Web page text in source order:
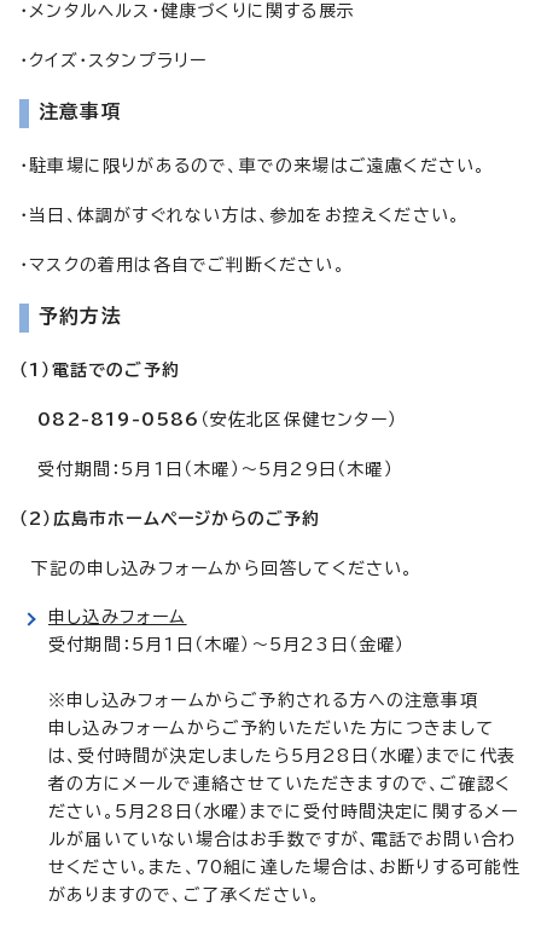
・メンタルヘルス・健康づくりに関する展示
・クイズ・スタンプラリー
注意事項
・駐車場に限りがあるので、車での来場はご遠慮ください。
・当日、体調がすぐれない方は、参加をお控えください。
・マスクの着用は各自でご判断ください。
予約方法
（1）電話でのご予約
082-819-0586 （安佐北区保健センター）
受付期間：5月1日（木曜）～5月29日（木曜）
（2）広島市ホームページからのご予約
下記の申し込みフォームから回答してください。
申し込みフォーム
受付期間：5月1日（木曜）～5月23日（金曜）
※申し込みフォームからご予約される方への注意事項
申し込みフォームからご予約いただいた方につきまして
は、受付時間が決定しましたら5月28日（水曜）までに代表
者の方にメールで連絡させていただきますので、ご確認く
ださい。5月28日（水曜）までに受付時間決定に関するメー
ルが届いていない場合はお手数ですが、電話でお問い合わ
せください。また、70組に達した場合は、お断りする可能性
がありますので、ご了承ください。